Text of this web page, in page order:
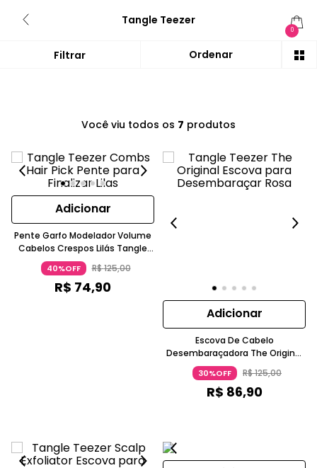
Tangle Teezer
0
Você viu todos os 7 produtos
Adicionar
Pente Garfo Modelador Volume
Cabelos Crespos Lilás Tangle
Teezer
40%OFF R$125,00
R$ 74,90
Adicionar
Escova De Cabelo
Desembaraçadora The Original
Rosa Tangle Teezer
30%OFF R$125,00
R$ 86,90